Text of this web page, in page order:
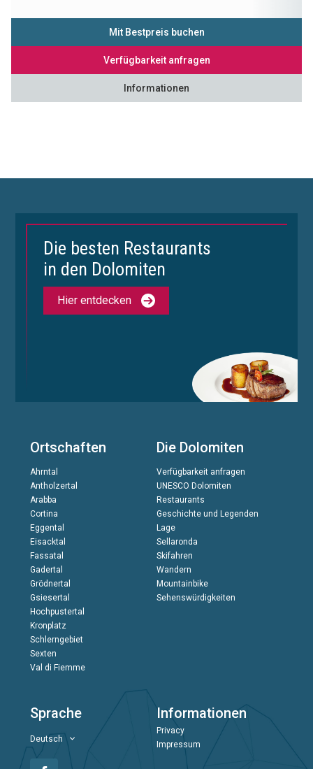
Mit Bestpreis buchen
Verfügbarkeit anfragen
Informationen
Die besten Restaurants
in den Dolomiten
Hier entdecken
Ortschaften
Ahrntal
Antholzertal
Arabba
Cortina
Eggental
Eisacktal
Fassatal
Gadertal
Grödnertal
Gsiesertal
Hochpustertal
Kronplatz
Schlerngebiet
Sexten
Val di Fiemme
Die Dolomiten
Verfügbarkeit anfragen
UNESCO Dolomiten
Restaurants
Geschichte und Legenden
Lage
Sellaronda
Skifahren
Wandern
Mountainbike
Sehenswürdigkeiten
Sprache
Deutsch
Informationen
Privacy
Impressum